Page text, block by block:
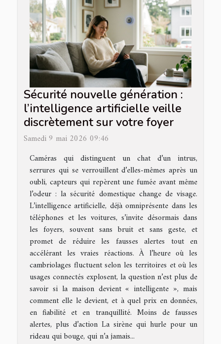
Sécurité nouvelle génération :
l’intelligence artificielle veille
discrètement sur votre foyer
Samedi 9 mai 2026 09:46
Caméras qui distinguent un chat d’un intrus,
serrures qui se verrouillent d’elles-mêmes après un
oubli, capteurs qui repèrent une fumée avant même
l’odeur : la sécurité domestique change de visage.
L’intelligence artificielle, déjà omniprésente dans les
téléphones et les voitures, s’invite désormais dans
les foyers, souvent sans bruit et sans geste, et
promet de réduire les fausses alertes tout en
accélérant les vraies réactions. À l’heure où les
cambriolages fluctuent selon les territoires et où les
usages connectés explosent, la question n’est plus de
savoir si la maison devient « intelligente », mais
comment elle le devient, et à quel prix en données,
en fiabilité et en tranquillité. Moins de fausses
alertes, plus d’action La sirène qui hurle pour un
rideau qui bouge, qui n’a jamais...